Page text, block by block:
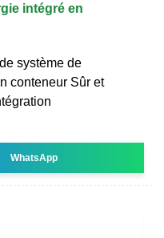
intégré en
système de
conteneur Sûr et
WhatsApp